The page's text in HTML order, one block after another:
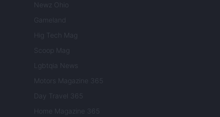
Newz Ohio
Gameland
Hig Tech Mag
Scoop Mag
Lgbtqia News
Motors Magazine 365
Day Travel 365
Home Magazine 365